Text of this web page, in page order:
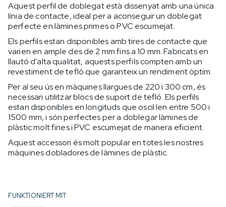
Aquest perfil de doblegat està dissenyat amb una única
línia de contacte, ideal per a aconseguir un doblegat
perfecte en làmines primes o PVC escumejat.
Els perfils estan disponibles amb tires de contacte que
varien en ample des de 2 mm fins a 10 mm. Fabricats en
llautó d'alta qualitat, aquests perfils compten amb un
revestiment de tefló que garanteix un rendiment òptim.
Per al seu ús en màquines llargues de 220 i 300 cm, és
necessari utilitzar blocs de suport de tefló. Els perfils
estan disponibles en longituds que oscil·len entre 500 i
1500 mm, i són perfectes per a doblegar làmines de
plàstic molt fines i PVC escumejat de manera eficient.
Aquest accessori és molt popular en totes les nostres
màquines dobladores de làmines de plàstic.
FUNKTIONIERT MIT